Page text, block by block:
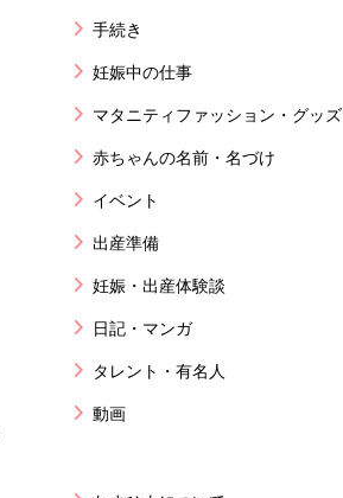
手続き
妊娠中の仕事
マタニティファッション・グッズ
赤ちゃんの名前・名づけ
イベント
出産準備
妊娠・出産体験談
日記・マンガ
タレント・有名人
動画